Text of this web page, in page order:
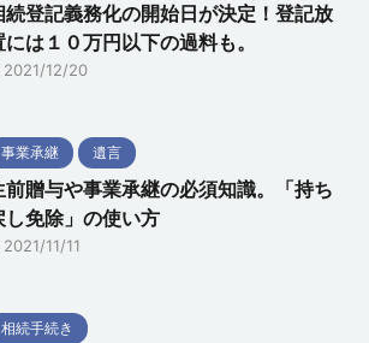
続登記義務化の開始日が決定！登記放
には１０万円以下の過料も。
2021/12/20
事業承継 遺言
前贈与や事業承継の必須知識。「持ち
し免除」の使い方
2021/11/11
相続手続き